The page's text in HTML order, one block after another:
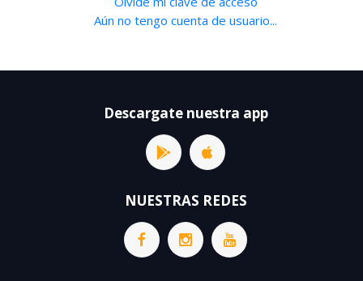
Aún no tengo cuenta de usuario...
Descargate nuestra app
NUESTRAS REDES